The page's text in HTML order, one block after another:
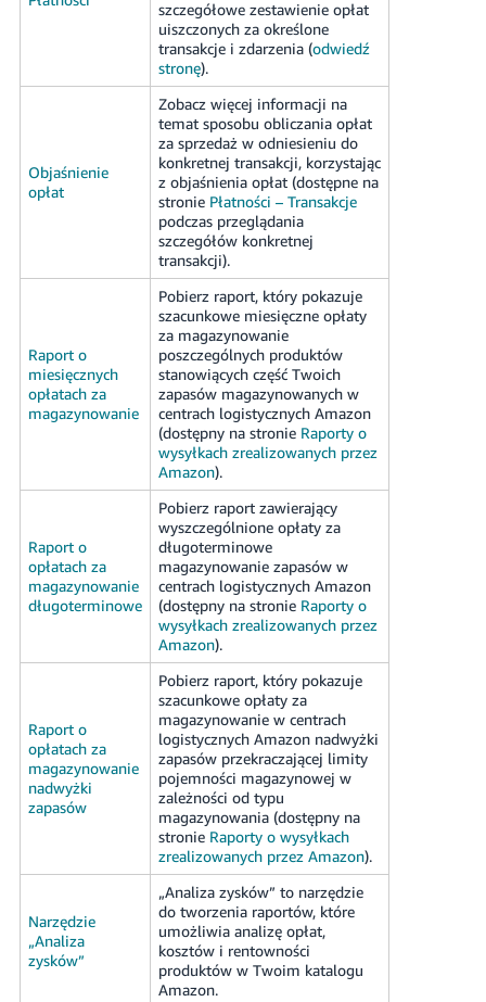
szczegółowe zestawienie opłat
uiszczonych za określone
transakcje i zdarzenia (odwiedź
stronę).
Objaśnienie
opłat
Zobacz więcej informacji na
temat sposobu obliczania opłat
za sprzedaż w odniesieniu do
konkretnej transakcji, korzystając
z objaśnienia opłat (dostępne na
stronie Płatności – Transakcje
podczas przeglądania
szczegółów konkretnej
transakcji).
Raport o
miesięcznych
opłatach za
magazynowanie
Pobierz raport, który pokazuje
szacunkowe miesięczne opłaty
za magazynowanie
poszczególnych produktów
stanowiących część Twoich
zapasów magazynowanych w
centrach logistycznych Amazon
(dostępny na stronie Raporty o
wysyłkach zrealizowanych przez
Amazon).
Raport o
opłatach za
magazynowanie
długoterminowe
Pobierz raport zawierający
wyszczególnione opłaty za
długoterminowe
magazynowanie zapasów w
centrach logistycznych Amazon
(dostępny na stronie Raporty o
wysyłkach zrealizowanych przez
Amazon).
Raport o
opłatach za
magazynowanie
nadwyżki
zapasów
Pobierz raport, który pokazuje
szacunkowe opłaty za
magazynowanie w centrach
logistycznych Amazon nadwyżki
zapasów przekraczającej limity
pojemności magazynowej w
zależności od typu
magazynowania (dostępny na
stronie Raporty o wysyłkach
zrealizowanych przez Amazon).
Narzędzie
„Analiza
zysków”
„Analiza zysków” to narzędzie
do tworzenia raportów, które
umożliwia analizę opłat,
kosztów i rentowności
produktów w Twoim katalogu
Amazon.